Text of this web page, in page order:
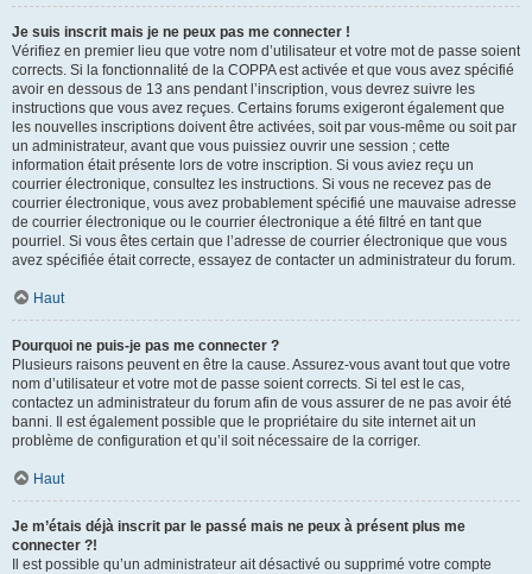
Je suis inscrit mais je ne peux pas me connecter !
Vérifiez en premier lieu que votre nom d’utilisateur et votre mot de passe soient
corrects. Si la fonctionnalité de la COPPA est activée et que vous avez spécifié
avoir en dessous de 13 ans pendant l’inscription, vous devrez suivre les
instructions que vous avez reçues. Certains forums exigeront également que
les nouvelles inscriptions doivent être activées, soit par vous-même ou soit par
un administrateur, avant que vous puissiez ouvrir une session ; cette
information était présente lors de votre inscription. Si vous aviez reçu un
courrier électronique, consultez les instructions. Si vous ne recevez pas de
courrier électronique, vous avez probablement spécifié une mauvaise adresse
de courrier électronique ou le courrier électronique a été filtré en tant que
pourriel. Si vous êtes certain que l’adresse de courrier électronique que vous
avez spécifiée était correcte, essayez de contacter un administrateur du forum.
Haut
Pourquoi ne puis-je pas me connecter ?
Plusieurs raisons peuvent en être la cause. Assurez-vous avant tout que votre
nom d’utilisateur et votre mot de passe soient corrects. Si tel est le cas,
contactez un administrateur du forum afin de vous assurer de ne pas avoir été
banni. Il est également possible que le propriétaire du site internet ait un
problème de configuration et qu’il soit nécessaire de la corriger.
Haut
Je m’étais déjà inscrit par le passé mais ne peux à présent plus me
connecter ?!
Il est possible qu’un administrateur ait désactivé ou supprimé votre compte